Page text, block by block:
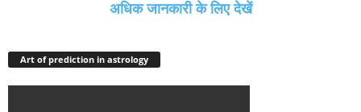
अधिक जानकारी के लिए देखें
Art of prediction in astrology